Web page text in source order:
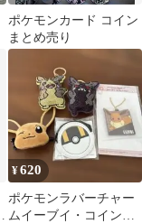
ポケモンカード コイン
まとめ売り
¥620
ポケモンラバーチャー
ムイーブイ・コインケ